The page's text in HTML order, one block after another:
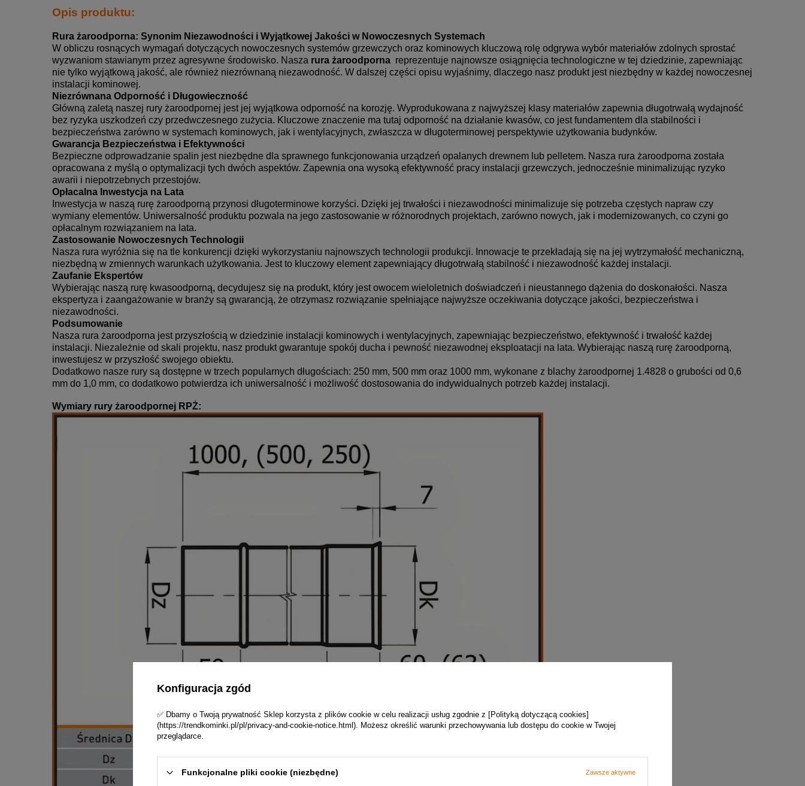
Opis produktu:
Rura żaroodporna: Synonim Niezawodności i Wyjątkowej Jakości w Nowoczesnych Systemach
W obliczu rosnących wymagań dotyczących nowoczesnych systemów grzewczych oraz kominowych kluczową rolę odgrywa wybór materiałów zdolnych sprostać
wyzwaniom stawianym przez agresywne środowisko. Nasza rura żaroodporna reprezentuje najnowsze osiągnięcia technologiczne w tej dziedzinie, zapewniając
nie tylko wyjątkową jakość, ale również niezrównaną niezawodność. W dalszej części opisu wyjaśnimy, dlaczego nasz produkt jest niezbędny w każdej nowoczesnej
instalacji kominowej.
Niezrównana Odporność i Długowieczność
Główną zaletą naszej rury żaroodpornej jest jej wyjątkowa odporność na korozję. Wyprodukowana z najwyższej klasy materiałów zapewnia długotrwałą wydajność
bez ryzyka uszkodzeń czy przedwczesnego zużycia. Kluczowe znaczenie ma tutaj odporność na działanie kwasów, co jest fundamentem dla stabilności i
bezpieczeństwa zarówno w systemach kominowych, jak i wentylacyjnych, zwłaszcza w długoterminowej perspektywie użytkowania budynków.
Gwarancja Bezpieczeństwa i Efektywności
Bezpieczne odprowadzanie spalin jest niezbędne dla sprawnego funkcjonowania urządzeń opalanych drewnem lub pelletem. Nasza rura żaroodporna została
opracowana z myślą o optymalizacji tych dwóch aspektów. Zapewnia ona wysoką efektywność pracy instalacji grzewczych, jednocześnie minimalizując ryzyko
awarii i niepotrzebnych przestojów.
Opłacalna Inwestycja na Lata
Inwestycja w naszą rurę żaroodporną przynosi długoterminowe korzyści. Dzięki jej trwałości i niezawodności minimalizuje się potrzeba częstych napraw czy
wymiany elementów. Uniwersalność produktu pozwala na jego zastosowanie w różnorodnych projektach, zarówno nowych, jak i modernizowanych, co czyni go
opłacalnym rozwiązaniem na lata.
Zastosowanie Nowoczesnych Technologii
Nasza rura wyróżnia się na tle konkurencji dzięki wykorzystaniu najnowszych technologii produkcji. Innowacje te przekładają się na jej wytrzymałość mechaniczną,
niezbędną w zmiennych warunkach użytkowania. Jest to kluczowy element zapewniający długotrwałą stabilność i niezawodność każdej instalacji.
Zaufanie Ekspertów
Wybierając naszą rurę kwasoodporną, decydujesz się na produkt, który jest owocem wieloletnich doświadczeń i nieustannego dążenia do doskonałości. Nasza
ekspertyza i zaangażowanie w branży są gwarancją, że otrzymasz rozwiązanie spełniające najwyższe oczekiwania dotyczące jakości, bezpieczeństwa i
niezawodności.
Podsumowanie
Nasza rura żaroodporna jest przyszłością w dziedzinie instalacji kominowych i wentylacyjnych, zapewniając bezpieczeństwo, efektywność i trwałość każdej
instalacji. Niezależnie od skali projektu, nasz produkt gwarantuje spokój ducha i pewność niezawodnej eksploatacji na lata. Wybierając naszą rurę żaroodporną,
inwestujesz w przyszłość swojego obiektu.
Dodatkowo nasze rury są dostępne w trzech popularnych długościach: 250 mm, 500 mm oraz 1000 mm, wykonane z blachy żaroodpornej 1.4828 o grubości od 0,6
mm do 1,0 mm, co dodatkowo potwierdza ich uniwersalność i możliwość dostosowania do indywidualnych potrzeb każdej instalacji.
Wymiary rury żaroodpornej RPŻ:
Konfiguracja zgód
✅ Dbamy o Twoją prywatność Sklep korzysta z plików cookie w celu realizacji usług zgodnie z [Polityką dotyczącą cookies]
(https://trendkominki.pl/pl/privacy-and-cookie-notice.html). Możesz określić warunki przechowywania lub dostępu do cookie w Twojej
przeglądarce.
Funkcjonalne pliki cookie (niezbędne) Zawsze aktywne